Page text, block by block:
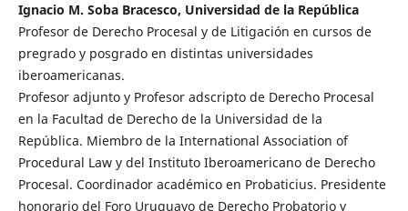
Ignacio M. Soba Bracesco, Universidad de la República
Profesor de Derecho Procesal y de Litigación en cursos de
pregrado y posgrado en distintas universidades
iberoamericanas.
Profesor adjunto y Profesor adscripto de Derecho Procesal
en la Facultad de Derecho de la Universidad de la
República. Miembro de la International Association of
Procedural Law y del Instituto Iberoamericano de Derecho
Procesal. Coordinador académico en Probaticius. Presidente
honorario del Foro Uruguayo de Derecho Probatorio y